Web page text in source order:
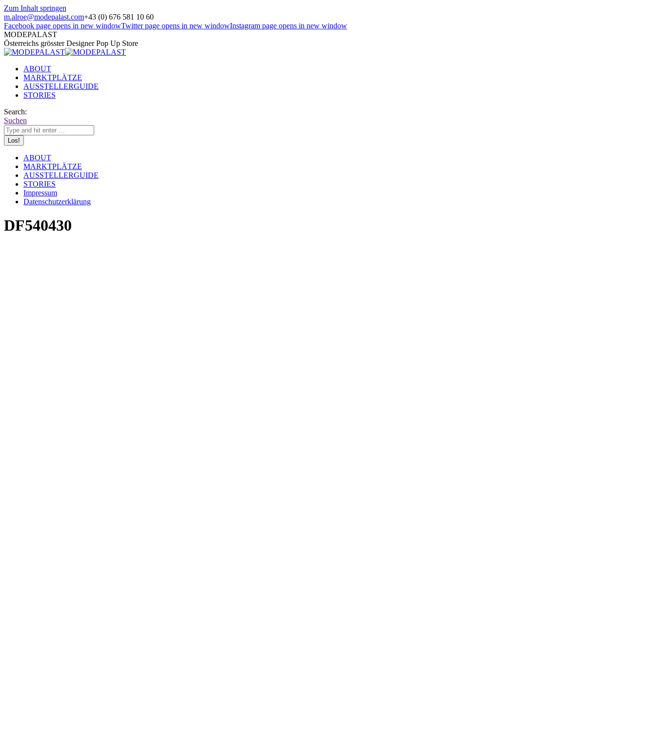
Zum Inhalt springen
m.alroe@modepalast.com+43 (0) 676 581 10 60
Facebook page opens in new windowTwitter page opens in new windowInstagram page opens in new window
MODEPALAST
Österreichs grösster Designer Pop Up Store
ABOUT
MARKTPLÄTZE
AUSSTELLERGUIDE
STORIES
Search:
Suchen
ABOUT
MARKTPLÄTZE
AUSSTELLERGUIDE
STORIES
Impressum
Datenschutzerklärung
DF540430